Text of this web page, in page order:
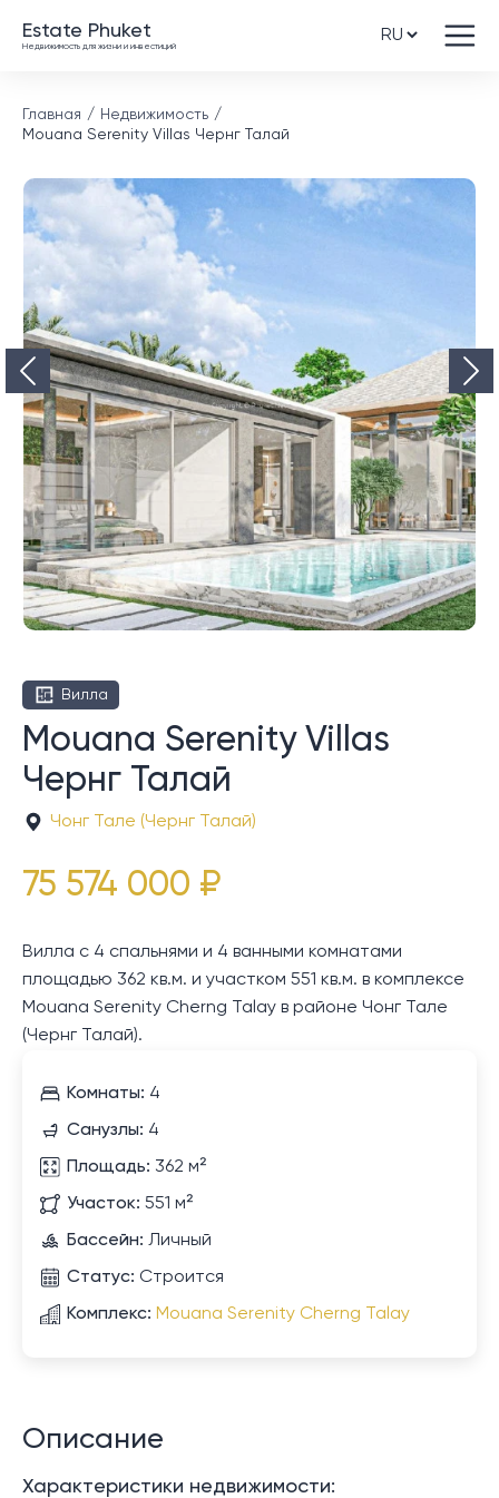
Estate Phuket
Недвижимость для жизни и инвестиций
Главная
Недвижимость
Mouana Serenity Villas Чернг Талай
Вилла
Mouana Serenity Villas
Чернг Талай
Чонг Тале (Чернг Талай)
75 574 000 ₽
Вилла с 4 спальнями и 4 ванными комнатами
площадью 362 кв.м. и участком 551 кв.м. в комплексе
Mouana Serenity Cherng Talay в районе Чонг Тале
(Чернг Талай).
Комнаты: 4
Санузлы: 4
Площадь: 362 м²
Участок: 551 м²
Бассейн: Личный
Статус: Строится
Комплекс: Mouana Serenity Cherng Talay
Описание
Характеристики недвижимости: